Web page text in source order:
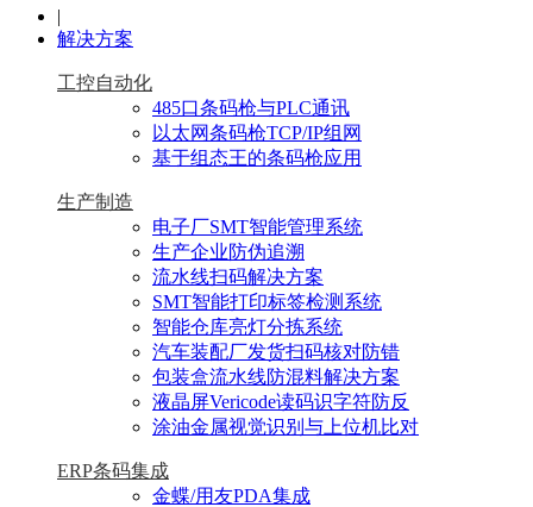
|
解决方案
工控自动化
485口条码枪与PLC通讯
以太网条码枪TCP/IP组网
基于组态王的条码枪应用
生产制造
电子厂SMT智能管理系统
生产企业防伪追溯
流水线扫码解决方案
SMT智能打印标签检测系统
智能仓库亮灯分拣系统
汽车装配厂发货扫码核对防错
包装盒流水线防混料解决方案
液晶屏Vericode读码识字符防反
涂油金属视觉识别与上位机比对
ERP条码集成
金蝶/用友PDA集成